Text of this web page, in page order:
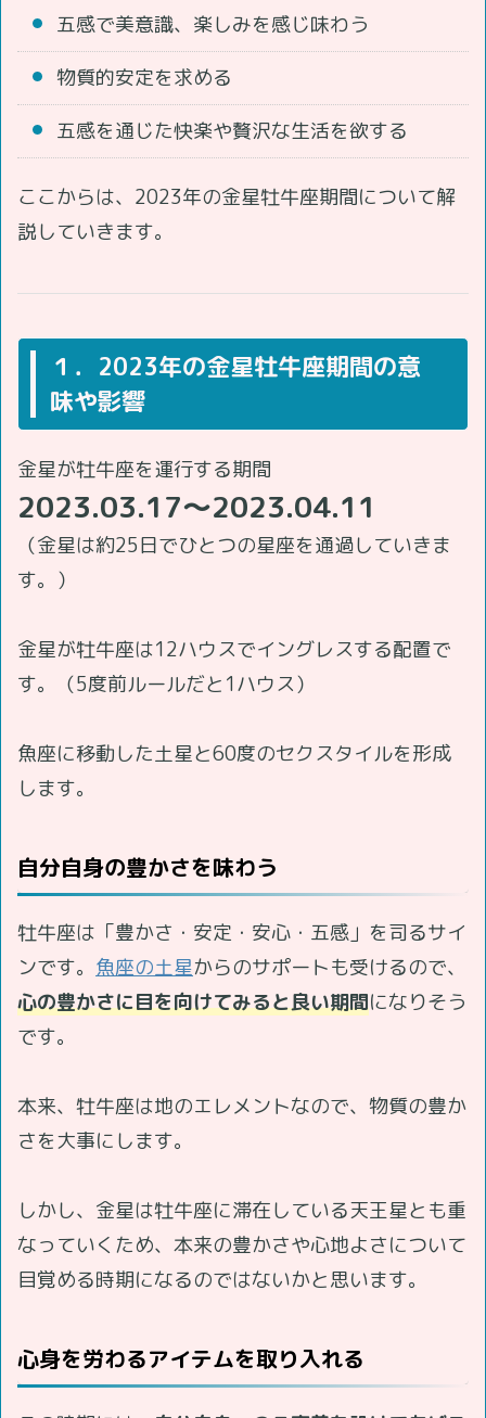
五感で美意識、楽しみを感じ味わう
物質的安定を求める
五感を通じた快楽や贅沢な生活を欲する
ここからは、2023年の金星牡牛座期間について解
説していきます。
１．2023年の金星牡牛座期間の意
味や影響
金星が牡牛座を運行する期間
2023.03.17～2023.04.11
（金星は約25日でひとつの星座を通過していきま
す。）
金星が牡牛座は12ハウスでイングレスする配置で
す。（5度前ルールだと1ハウス）
魚座に移動した土星と60度のセクスタイルを形成
します。
自分自身の豊かさを味わう
牡牛座は「豊かさ・安定・安心・五感」を司るサイ
ンです。 魚座の土星からのサポートも受けるので、
心の豊かさに目を向けてみると良い期間になりそう
です。
本来、牡牛座は地のエレメントなので、物質の豊か
さを大事にします。
しかし、金星は牡牛座に滞在している天王星とも重
なっていくため、本来の豊かさや心地よさについて
目覚める時期になるのではないかと思います。
心身を労わるアイテムを取り入れる